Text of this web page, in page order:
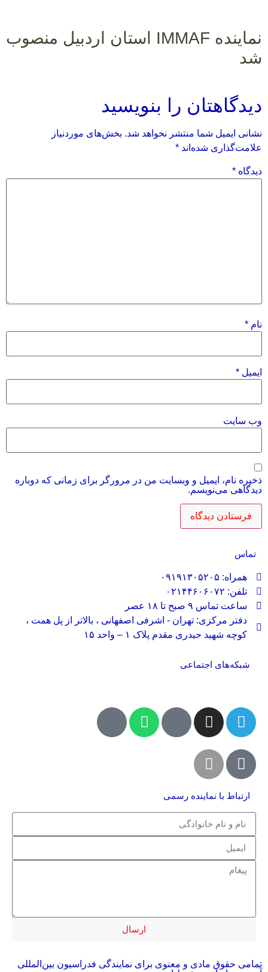
نماینده IMMAF استان اردبیل منصوب
شد
دیدگاهتان را بنویسید
نشانی ایمیل شما منتشر نخواهد شد. بخش‌های موردنیاز
علامت‌گذاری شده‌اند *
دیدگاه *
نام *
ایمیل *
وب‌ سایت
ذخیره نام، ایمیل و وبسایت من در مرورگر برای زمانی که دوباره
دیدگاهی می‌نویسم.
تماس
همراه: ۰۹۱۹۱۳۰۵۲۰۵
تلفن: ۰۲۱۴۴۶۰۶۰۷۲
ساعت تماس ۹ صبح تا ۱۸ عصر
دفتر مرکزی: تهران - اشرفی اصفهانی ، بالاتر از پل همت ،
کوچه شهید حیدری مقدم پلاک ۱ – واحد ۱۵
شبکه‌های اجتماعی
ارتباط با نماینده رسمی
ارسال
تمامی حقوق مادی و معنوی برای نمایندگی فدراسیون بین‌المللی